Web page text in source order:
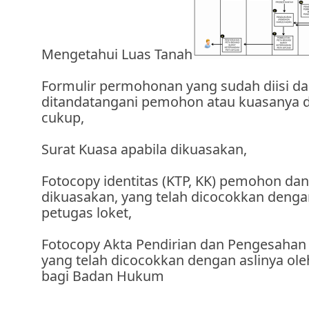
Mengetahui Luas Tanah
Formulir permohonan yang sudah diisi
ditandatangani pemohon atau kuasanya
cukup,
Surat Kuasa apabila dikuasakan,
Fotocopy identitas (KTP, KK) pemohon
dikuasakan, yang telah dicocokkan
petugas loket,
Fotocopy Akta Pendirian dan
yang telah dicocokkan dengan aslinya
bagi Badan Hukum